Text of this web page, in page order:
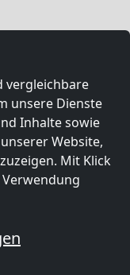
vergleichbare
unsere Dienste
Inhalte sowie
Website,
Mit Klick